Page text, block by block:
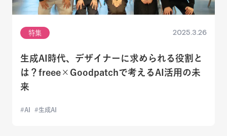
特集 2025.3.26
生成AI時代、デザイナーに求められる役割と
は？freee×Goodpatchで考えるAI活用の未
来
AI 生成AI